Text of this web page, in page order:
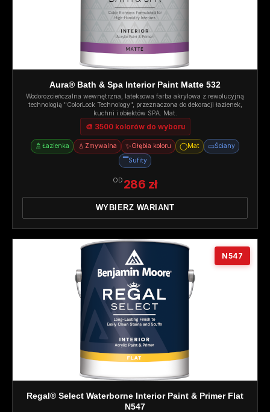
Aura® Bath & Spa Interior Paint Matte 532
Wodorozcieńczalna wewnętrzna, lateksowa farba akrylowa z rewolucyjną
technologią "ColorLock Technology", przeznaczona do dekoracji łazienek,
kuchni i obiektów SPA. Mat.
🎨 3500 kolorów do wyboru
🚿 Łazienka 💧 Zmywalna ✨Głębia koloru ◯Mat ▭Ściany
▔Sufity
OD 286 zł
WYBIERZ WARIANT
N547
Regal® Select Waterborne Interior Paint & Primer Flat
N547